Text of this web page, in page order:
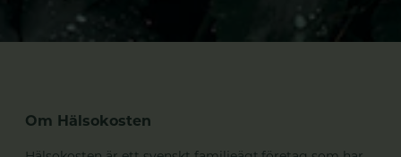
Om Hälsokosten